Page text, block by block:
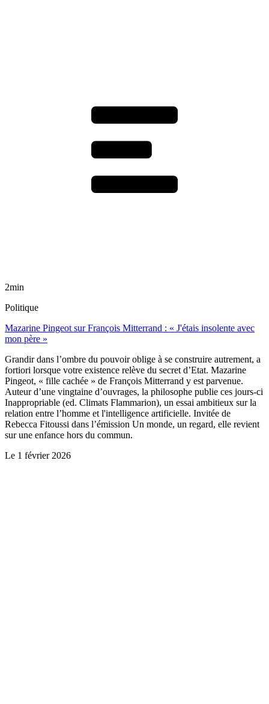
2min
Politique
Mazarine Pingeot sur François Mitterrand : « J'étais insolente avec
mon père »
Grandir dans l’ombre du pouvoir oblige à se construire autrement, a
fortiori lorsque votre existence relève du secret d’Etat. Mazarine
Pingeot, « fille cachée » de François Mitterrand y est parvenue.
Auteur d’une vingtaine d’ouvrages, la philosophe publie ces jours-ci
Inappropriable (ed. Climats Flammarion), un essai ambitieux sur la
relation entre l’homme et l'intelligence artificielle. Invitée de
Rebecca Fitoussi dans l’émission Un monde, un regard, elle revient
sur une enfance hors du commun.
Le 1 février 2026